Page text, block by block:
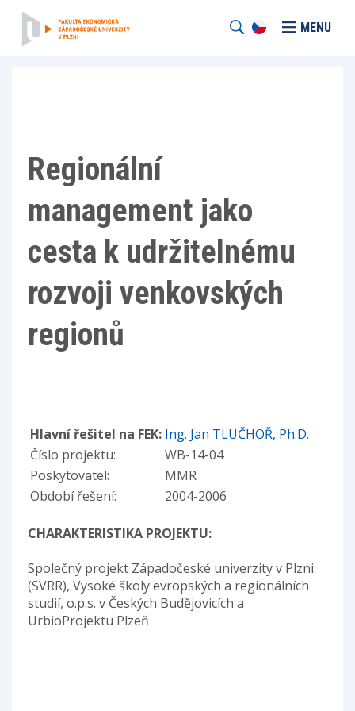
MENU
Regionální
management jako
cesta k udržitelnému
rozvoji venkovských
regionů
Hlavní řešitel na FEK: Ing. Jan TLUČHOŘ, Ph.D.
Číslo projektu:
WB-14-04
Poskytovatel:
MMR
Období řešení:
2004-2006
CHARAKTERISTIKA PROJEKTU:
Společný projekt Západočeské univerzity v Plzni
(SVRR), Vysoké školy evropských a regionálních
studií, o.p.s. v Českých Budějovicích a
UrbioProjektu Plzeň